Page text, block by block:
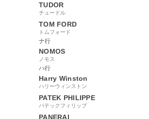
TUDOR
チュードル
TOM FORD
トムフォード
ナ行
NOMOS
ノモス
ハ行
Harry Winston
ハリーウィンストン
PATEK PHILIPPE
パテックフィリップ
PANERAI